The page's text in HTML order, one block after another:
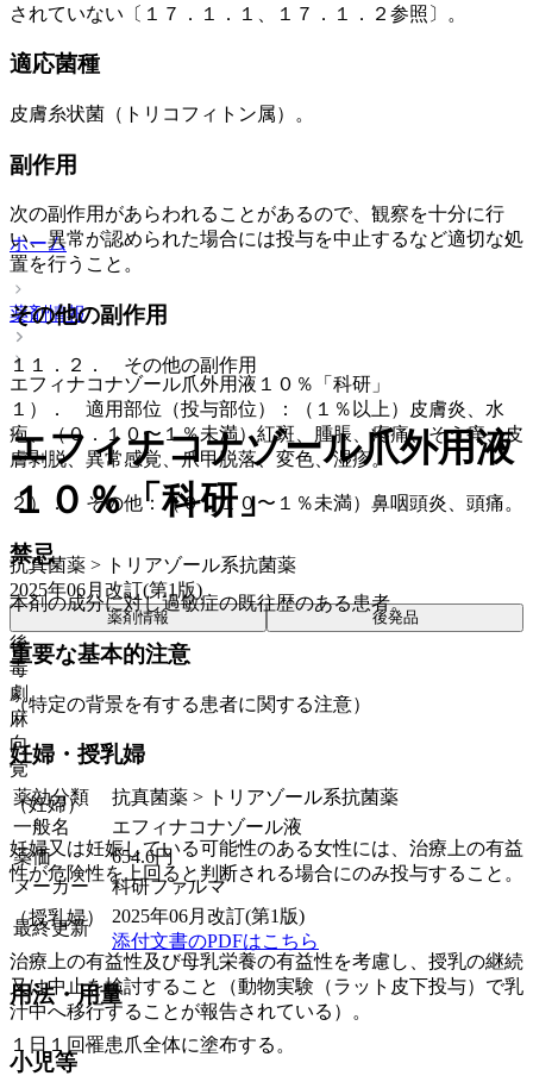
されていない〔１７．１．１、１７．１．２参照〕。
適応菌種
皮膚糸状菌（トリコフィトン属）。
副作用
次の副作用があらわれることがあるので、観察を十分に行
い、異常が認められた場合には投与を中止するなど適切な処
置を行うこと。
その他の副作用
１１．２． その他の副作用
１）． 適用部位（投与部位）：（１％以上）皮膚炎、水
疱、（０．１０〜１％未満）紅斑、腫脹、疼痛、そう痒、皮
膚剥脱、異常感覚、爪甲脱落、変色、湿疹。
２）． その他：（０．１０〜１％未満）鼻咽頭炎、頭痛。
禁忌
本剤の成分に対し過敏症の既往歴のある患者。
重要な基本的注意
（特定の背景を有する患者に関する注意）
妊婦・授乳婦
（妊婦）
妊婦又は妊娠している可能性のある女性には、治療上の有益
性が危険性を上回ると判断される場合にのみ投与すること。
（授乳婦）
治療上の有益性及び母乳栄養の有益性を考慮し、授乳の継続
又は中止を検討すること（動物実験（ラット皮下投与）で乳
汁中へ移行することが報告されている）。
小児等
ホーム
薬剤情報
エフィナコナゾール爪外用液１０％「科研」
エフィナコナゾール爪外用液
１０％「科研」
抗真菌薬 > トリアゾール系抗菌薬
2025年06月改訂(第1版)
薬剤情報 後発品
後
毒
劇
麻
向
覚
薬効分類
抗真菌薬 > トリアゾール系抗菌薬
一般名
エフィナコナゾール液
薬価
654.6円
メーカー
科研ファルマ
最終更新
2025年06月改訂(第1版)
添付文書のPDFはこちら
用法・用量
１日１回罹患爪全体に塗布する。